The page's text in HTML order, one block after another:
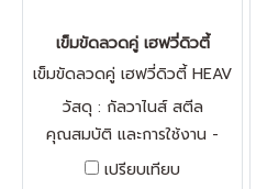
เข็มขัดลวดคู่ เฮฟวี่ดิวตี้
เข็มขัดลวดคู่ เฮฟวี่ดิวตี้ HEAV
Y DUTY CLAMP
วัสดุ : กัลวาไนส์ สตีล
คุณสมบัติ และการใช้งาน -
เข็มขัดได้รับการออกแบบให้
เปรียบเทียบ